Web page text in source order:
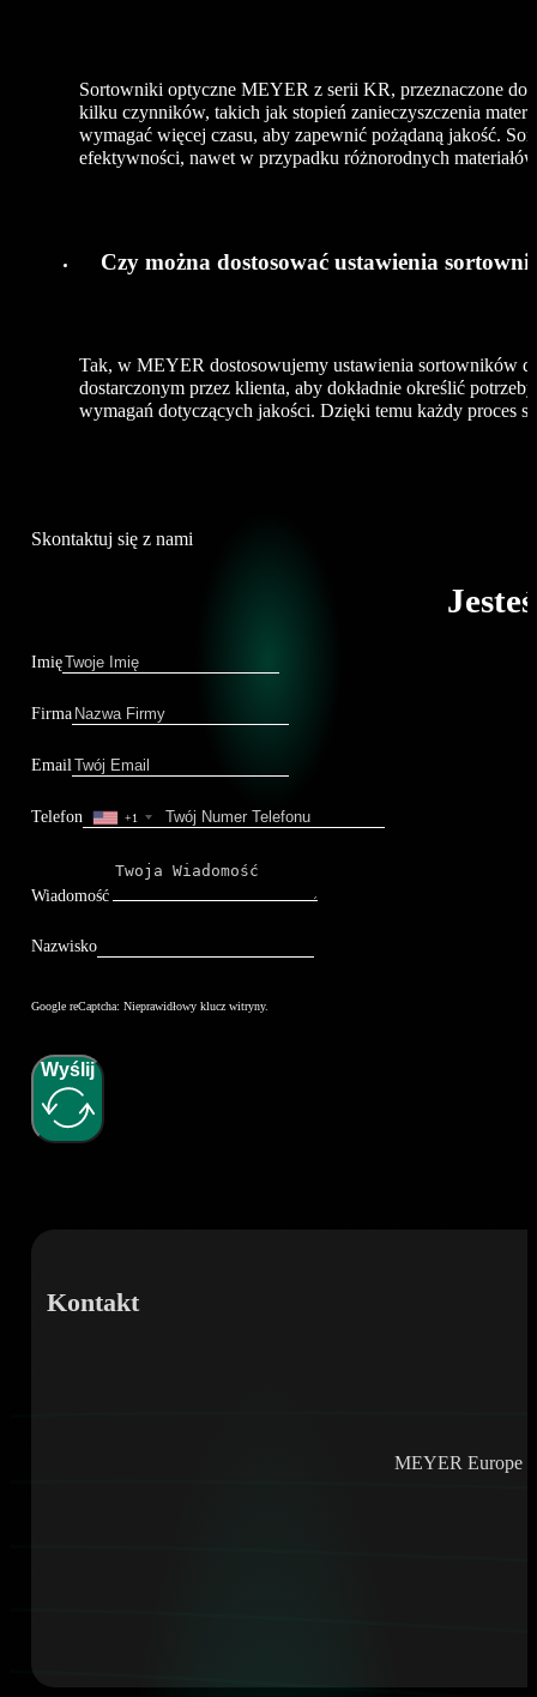
Sortowniki optyczne MEYER z serii KR, przeznaczone do
kilku czynników, takich jak stopień zanieczyszczenia
wymagać więcej czasu, aby zapewnić pożądaną jakość.
efektywności, nawet w przypadku różnorodnych
Czy można dostosować ustawienia
Tak, w MEYER dostosowujemy ustawienia sortowników
dostarczonym przez klienta, aby dokładnie określić
wymagań dotyczących jakości. Dzięki temu każdy proces
Skontaktuj się z nami
Imię
Firma
Email
Telefon +1
Wiadomość
Nazwisko
Google reCaptcha: Nieprawidłowy klucz witryny.
Wyślij
Kontakt
MEYER Europe